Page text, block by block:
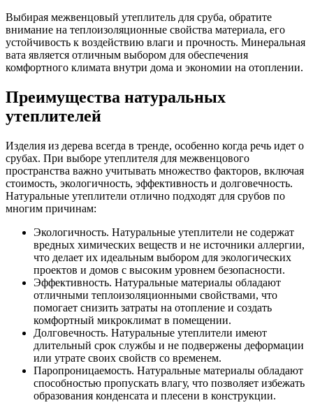
Выбирая межвенцовый утеплитель для сруба, обратите
внимание на теплоизоляционные свойства материала, его
устойчивость к воздействию влаги и прочность. Минеральная
вата является отличным выбором для обеспечения
комфортного климата внутри дома и экономии на отоплении.
Преимущества натуральных
утеплителей
Изделия из дерева всегда в тренде, особенно когда речь идет о
срубах. При выборе утеплителя для межвенцового
пространства важно учитывать множество факторов, включая
стоимость, экологичность, эффективность и долговечность.
Натуральные утеплители отлично подходят для срубов по
многим причинам:
Экологичность. Натуральные утеплители не содержат
вредных химических веществ и не источники аллергии,
что делает их идеальным выбором для экологических
проектов и домов с высоким уровнем безопасности.
Эффективность. Натуральные материалы обладают
отличными теплоизоляционными свойствами, что
помогает снизить затраты на отопление и создать
комфортный микроклимат в помещении.
Долговечность. Натуральные утеплители имеют
длительный срок службы и не подвержены деформации
или утрате своих свойств со временем.
Паропроницаемость. Натуральные материалы обладают
способностью пропускать влагу, что позволяет избежать
образования конденсата и плесени в конструкции.